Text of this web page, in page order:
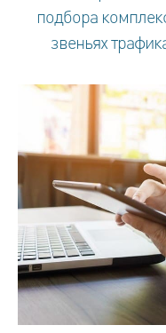
подбора
звеньях